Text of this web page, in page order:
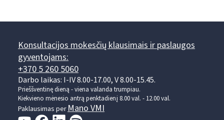
Konsultacijos mokesčių klausimais ir paslaugos
gyventojams:
+370 5 260 5060
Darbo laikas: I-IV 8.00-17.00, V 8.00-15.45.
Prieššventinę dieną - viena valanda trumpiau.
Kiekvieno mėnesio antrą penktadienį 8.00 val. - 12.00 val.
Paklausimas perMano VMI